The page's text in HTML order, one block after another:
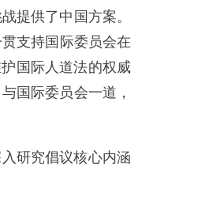
提供了中国方案。
支持国际委员会在
国际人道法的权威
国际委员会一道，
研究倡议核心内涵